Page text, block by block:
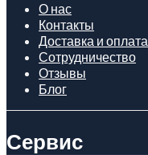
О нас
Контакты
Доставка и оплата
Сотрудничество
Отзывы
Блог
Сервис